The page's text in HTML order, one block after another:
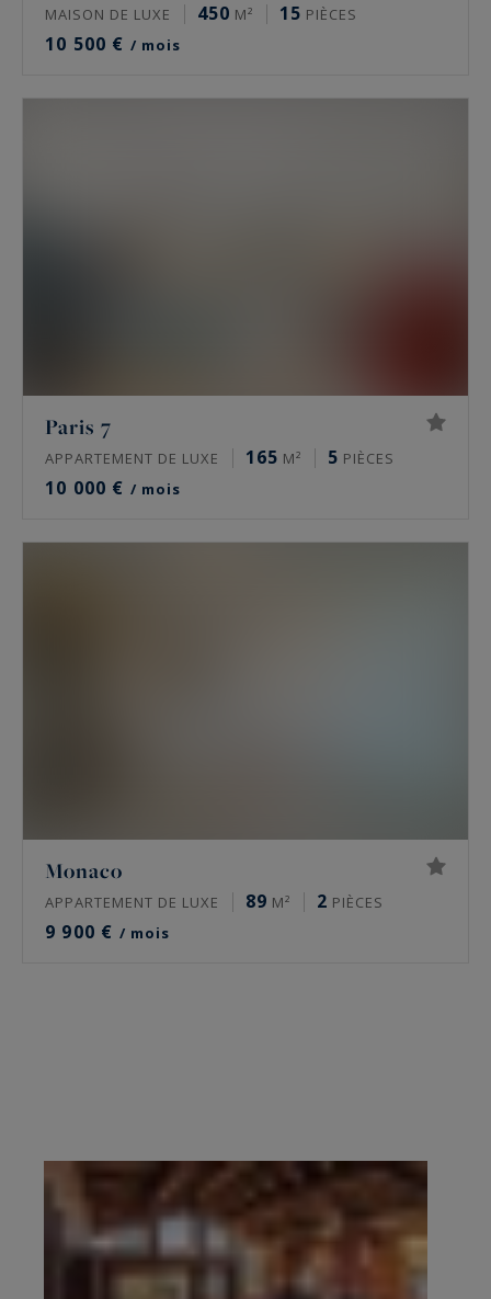
MAISON DE LUXE 450 M² 15 PIÈCES
10 500 € / mois
Paris 7
APPARTEMENT DE LUXE 165 M² 5 PIÈCES
10 000 € / mois
Monaco
APPARTEMENT DE LUXE 89 M² 2 PIÈCES
9 900 € / mois